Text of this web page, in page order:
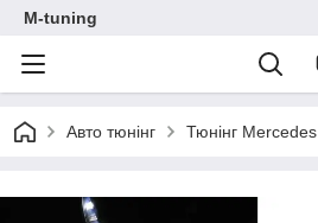
M-tuning
Авто тюнінг Тюнінг Mercedes